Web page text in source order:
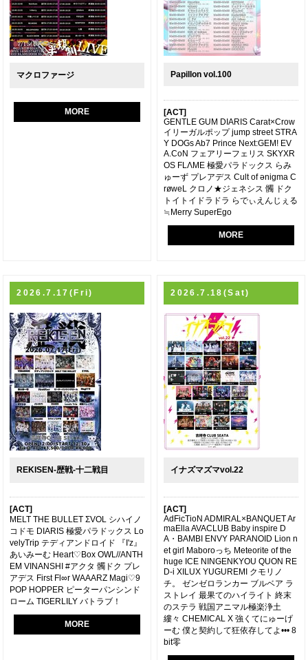
マクロファージ
MORE
Papillon vol.100
[ACT]
GENTLE GUM DIARIS Carat×Crow
イリーガルポップ jump street STRA
Y DOGs Ab7 Prince Next:GEM! EV
A.CoN フェアリーフェリス SKYXR
OS FLΛME 極愛パラドックス らみ
ゅーず プレアデス Cult of ǝnigma C
røweL クロノ★ジェネシス 髑 ドク
トイトイドラドラ らでぃえんじぇる
≒Merry SuperEgo
MORE
2026.7.17(Fri)
REKISEN-歴戦-十二戦目
[ACT]
MELT THE BULLET ΣVOL シハイノ
コドモ DIARIS 極愛パラドックス Lo
velyTrip テディアンドロイド 『I'z』
あいみーむ Heart♡Box OWL//ANTH
EM VINANSHI #アクタ 髑ドク プレ
アデス First Fl∞r WAAARZ Magi♡9
POP HOPPER ピーターパンシンド
ローム TIGERLILY バトラブ！
MORE
2026.7.18(Sat)
イナズマズマvol.22
[ACT]
AdFicTioN ADMIRAL×BANQUET Ar
maElla AVACLUB Baby inspire D
A・BAMBI ENVY PARANOID Lion n
et girl Maboroっち Meteorite of the
huge ICE NINGENKYOU QUON RE
D-i XILUX YUGUREMI クモリノ
チ。 ゼンゼロランカー ブルベア ラ
ストレイ 最果てのハイライト 終末
のステラ 戦国アニマル極楽浄土
縷々 CHEMICAL X 強くてにゅーげ
ーむ 僕と契約して狂依存してよ••• 8
bit零